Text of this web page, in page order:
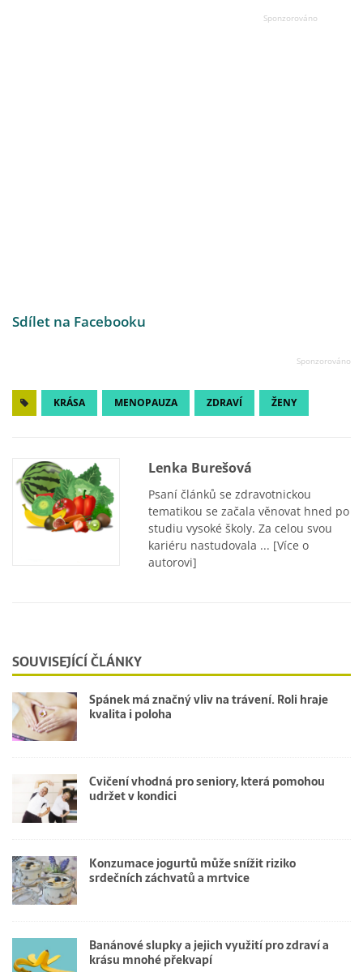
Sdílet na Facebooku
KRÁSA MENOPAUZA ZDRAVÍ ŽENY
Lenka Burešová
Psaní článků se zdravotnickou
tematikou se začala věnovat hned po
studiu vysoké školy. Za celou svou
kariéru nastudovala ... [Více o
autorovi]
SOUVISEJÍCÍ ČLÁNKY
Spánek má značný vliv na trávení. Roli hraje
kvalita i poloha
Cvičení vhodná pro seniory, která pomohou
udržet v kondici
Konzumace jogurtů může snížit riziko
srdečních záchvatů a mrtvice
Banánové slupky a jejich využití pro zdraví a
krásu mnohé překvapí